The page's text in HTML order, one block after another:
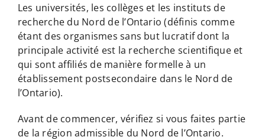
Les universités, les collèges et les instituts de
recherche du Nord de l’Ontario (définis comme
étant des organismes sans but lucratif dont la
principale activité est la recherche scientifique et
qui sont affiliés de manière formelle à un
établissement postsecondaire dans le Nord de
l’Ontario).
Avant de commencer, vérifiez si vous faites partie
de la région admissible du Nord de l’Ontario.